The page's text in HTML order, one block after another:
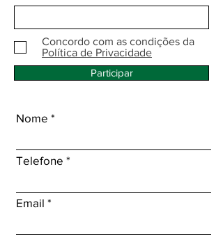
Concordo com as condições da
Política de Privacidade
Participar
Nome
Telefone
Email